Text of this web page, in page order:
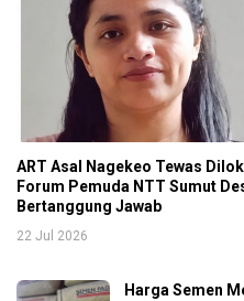
ART Asal Nagekeo Tewas
Forum Pemuda NTT Sumut
Bertanggung Jawab
22 Jul 2026
Harga Semen